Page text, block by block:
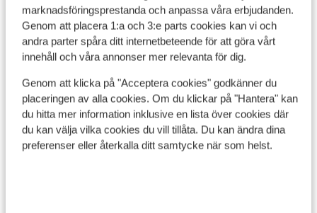
marknadsföringsprestanda och anpassa våra erbjudanden.
Genom att placera 1:a och 3:e parts cookies kan vi och
andra parter spåra ditt internetbeteende för att göra vårt
innehåll och våra annonser mer relevanta för dig.
Genom att klicka på "Acceptera cookies" godkänner du
placeringen av alla cookies. Om du klickar på "Hantera" kan
du hitta mer information inklusive en lista över cookies där
du kan välja vilka cookies du vill tillåta. Du kan ändra dina
preferenser eller återkalla ditt samtycke när som helst.
Visa på karta
I området
I centrum
Avstånd till skidlift ca 100 m